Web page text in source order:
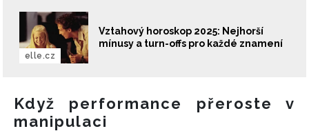
Vztahový horoskop 2025: Nejhorší
mínusy a turn-offs pro každé znamení
elle.cz
Když performance přeroste v
manipulaci